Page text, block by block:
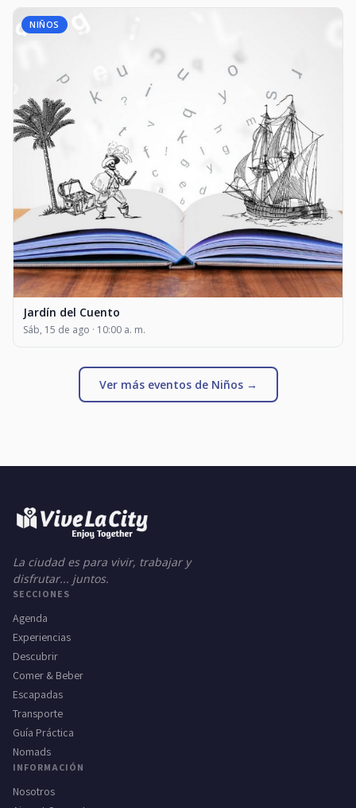
NIÑOS
Jardín del Cuento
Sáb, 15 de ago · 10:00 a. m.
Ver más eventos de Niños →
La ciudad es para vivir, trabajar y
disfrutar... juntos.
SECCIONES
Agenda
Experiencias
Descubrir
Comer & Beber
Escapadas
Transporte
Guía Práctica
Nomads
INFORMACIÓN
Nosotros